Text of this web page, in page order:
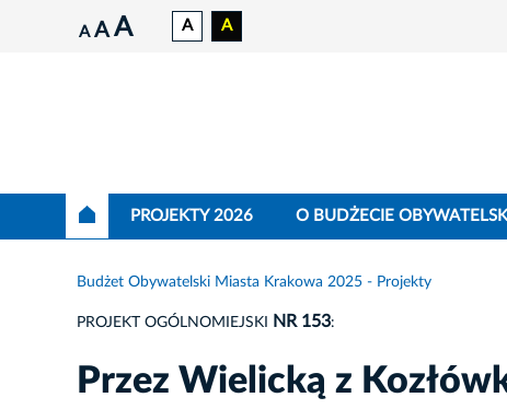
A A A A A
PROJEKTY 2026 O BUDŻECIE
Budżet Obywatelski Miasta Krakowa 2025 - Projekty
PROJEKT OGÓLNOMIEJSKI NR 153:
Przez Wielicką z